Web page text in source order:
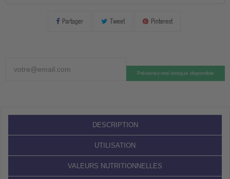
Partager Tweet Pinterest
Prévenez-moi lorsque disponible
DESCRIPTION
UTILISATION
VALEURS NUTRITIONNELLES